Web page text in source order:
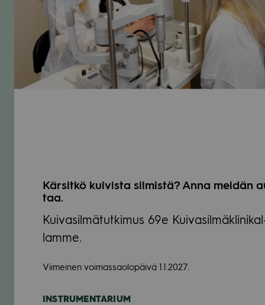
Kär­sitkö kui­vista sil­mistä? Anna mei­dän
taa.
Kui­va­sil­mä­tut­ki­mus 69e
lamme.
Vii­mei­nen voi­mas­sao­lo­päivä 1.1.2027.
INSTRU­MEN­TA­RIUM